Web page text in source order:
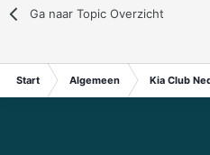
Ga naar Topic Overzicht
Start Algemeen Kia Club